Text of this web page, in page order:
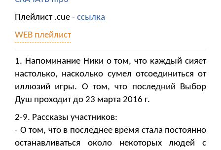
Плейлист .cue - ссылка
WEB плейлист
1. Напоминание Ники о том, что каждый сияет
настолько, насколько сумел отсоединиться от
иллюзий игры. О том, что последний Выбор
Душ проходит до 23 марта 2016 г.
2-9. Рассказы участников:
- О том, что в последнее время стала постоянно
останавливаться около некоторых людей с